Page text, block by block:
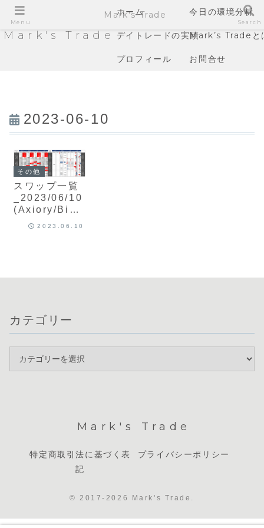
Mark's Trade
ホーム 今日の環境分析
デイトレードの実績Mark’s Tradeと
プロフィール お問合せ
2023-06-10
その他
スワップ一覧
_2023/06/10
(Axiory/BigB
oss/XM/Tita
2023.06.10
カテゴリー
Mark's Trade
特定商取引法に基づく表
記
プライバシーポリシー
© 2017-2026 Mark's Trade.
Menu
Mark's Trade
Search